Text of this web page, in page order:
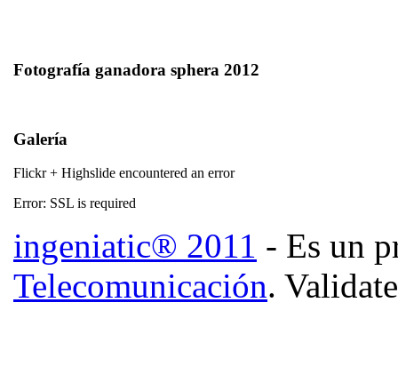
Fotografía ganadora sphera 2012
Galería
Flickr + Highslide encountered an error
Error: SSL is required
ingeniatic® 2011 - Es un
Telecomunicación.